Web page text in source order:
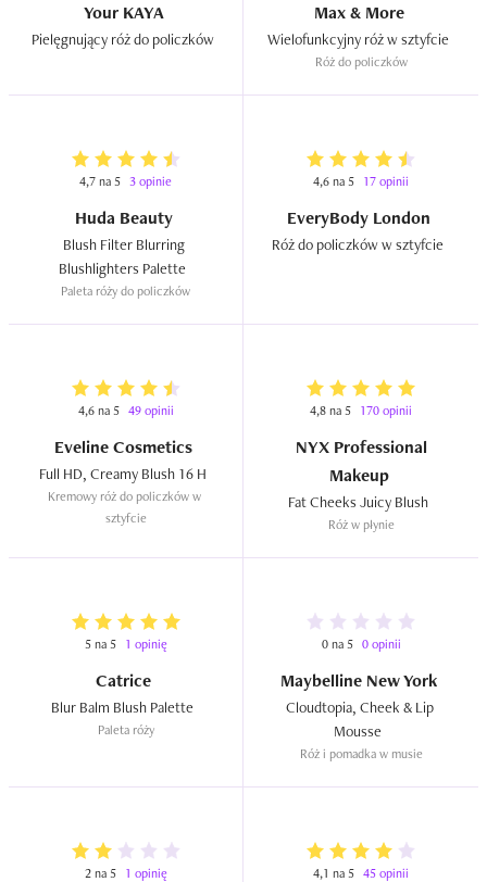
Your KAYA Max & More
Róż do policzków
4,7 na 5 3 opinie
Huda Beauty
Blush Filter Blurring
Paleta róży do policzków
4,6 na 5 17 opinii
EveryBody London
4,6 na 5 49 opinii
Eveline Cosmetics
Kremowy róż do policzków w
sztyfcie
4,8 na 5 170 opinii
NYX Professional
Makeup
Róż w płynie
5 na 5 1 opinię
Catrice
Paleta róży
0 na 5 0 opinii
Maybelline New York
Cloudtopia, Cheek & Lip
Róż i pomadka w musie
2 na 5 1 opinię 4,1 na 5 45 opinii